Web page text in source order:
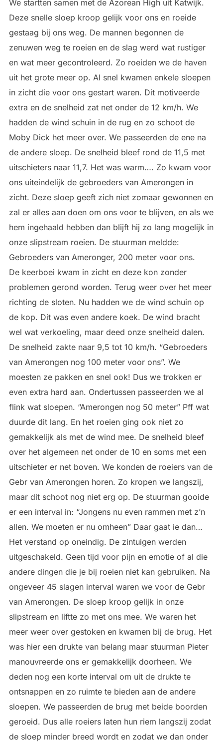
We startten samen met de Azorean High uit Katwijk.
Deze snelle sloep kroop gelijk voor ons en roeide
gestaag bij ons weg. De mannen begonnen de
zenuwen weg te roeien en de slag werd wat rustiger
en wat meer gecontroleerd. Zo roeiden we de haven
uit het grote meer op. Al snel kwamen enkele sloepen
in zicht die voor ons gestart waren. Dit motiveerde
extra en de snelheid zat net onder de 12 km/h. We
hadden de wind schuin in de rug en zo schoot de
Moby Dick het meer over. We passeerden de ene na
de andere sloep. De snelheid bleef rond de 11,5 met
uitschieters naar 11,7. Het was warm…. Zo kwam voor
ons uiteindelijk de gebroeders van Amerongen in
zicht. Deze sloep geeft zich niet zomaar gewonnen en
zal er alles aan doen om ons voor te blijven, en als we
hem ingehaald hebben dan blijft hij zo lang mogelijk in
onze slipstream roeien. De stuurman meldde:
Gebroeders van Ameronger, 200 meter voor ons.
De keerboei kwam in zicht en deze kon zonder
problemen gerond worden. Terug weer over het meer
richting de sloten. Nu hadden we de wind schuin op
de kop. Dit was even andere koek. De wind bracht
wel wat verkoeling, maar deed onze snelheid dalen.
De snelheid zakte naar 9,5 tot 10 km/h. “Gebroeders
van Amerongen nog 100 meter voor ons”. We
moesten ze pakken en snel ook! Dus we trokken er
even extra hard aan. Ondertussen passeerden we al
flink wat sloepen. “Amerongen nog 50 meter” Pff wat
duurde dit lang. En het roeien ging ook niet zo
gemakkelijk als met de wind mee. De snelheid bleef
over het algemeen net onder de 10 en soms met een
uitschieter er net boven. We konden de roeiers van de
Gebr van Amerongen horen. Zo kropen we langszij,
maar dit schoot nog niet erg op. De stuurman gooide
er een interval in: “Jongens nu even rammen met z’n
allen. We moeten er nu omheen” Daar gaat ie dan…
Het verstand op oneindig. De zintuigen werden
uitgeschakeld. Geen tijd voor pijn en emotie of al die
andere dingen die je bij roeien niet kan gebruiken. Na
ongeveer 45 slagen interval waren we voor de Gebr
van Amerongen. De sloep kroop gelijk in onze
slipstream en liftte zo met ons mee. We waren het
meer weer over gestoken en kwamen bij de brug. Het
was hier een drukte van belang maar stuurman Pieter
manouvreerde ons er gemakkelijk doorheen. We
deden nog een korte interval om uit de drukte te
ontsnappen en zo ruimte te bieden aan de andere
sloepen. We passeerden de brug met beide boorden
geroeid. Dus alle roeiers laten hun riem langszij zodat
de sloep minder breed wordt en zodat we dan onder